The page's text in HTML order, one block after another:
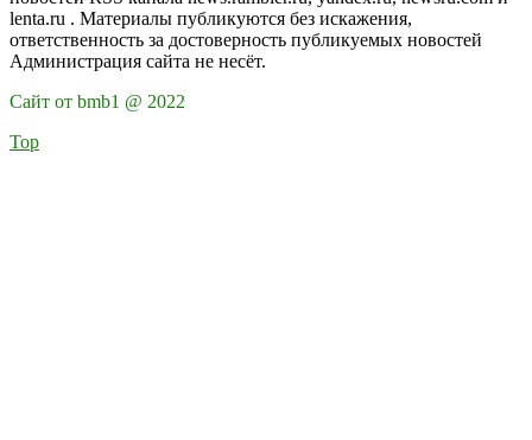
lenta.ru . Материалы публикуются без искажения,
ответственность за достоверность публикуемых новостей
Администрация сайта не несёт.
Сайт от bmb1 @ 2022
Top